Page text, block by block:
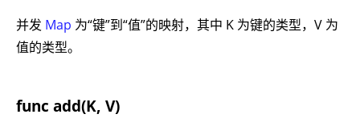
并发 Map 为“键”到“值”的映射，其中 K 为键的类型，V 为
值的类型。
func add(K, V)